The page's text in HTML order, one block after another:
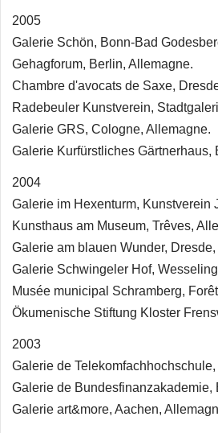
2005
Galerie Schön, Bonn-Bad
Gehagforum, Berlin, Allemagne.
Chambre d'avocats de Saxe,
Radebeuler Kunstverein,
Galerie GRS, Cologne, Allemagne.
Galerie Kurfürstliches Gärtnerhaus,
2004
Galerie im Hexenturm, Kunstverein
Kunsthaus am Museum, Trêves,
Galerie am blauen Wunder,
Galerie Schwingeler Hof,
Musée municipal Schramberg,
Ökumenische Stiftung Kloster
2003
Galerie de
Galerie de Bundesfinanzakademie,
Galerie art&more, Aachen,